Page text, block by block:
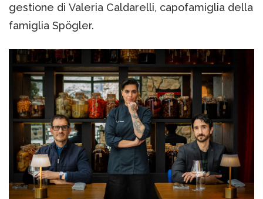
gestione di Valeria Caldarelli, capofamiglia della
famiglia Spögler.